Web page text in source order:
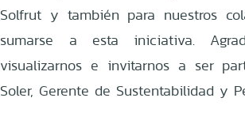
Solfrut y también para nuestros
sumarse a esta iniciativa.
visualizarnos e invitarnos a ser
Soler, Gerente de Sustentabilidad y